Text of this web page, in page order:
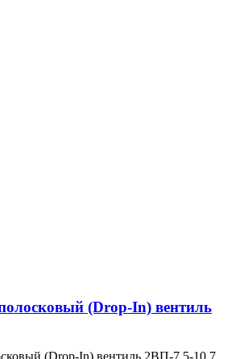
(Drop-In) вентиль
(Drop-In) вентиль 2ВП-7.5-10.7